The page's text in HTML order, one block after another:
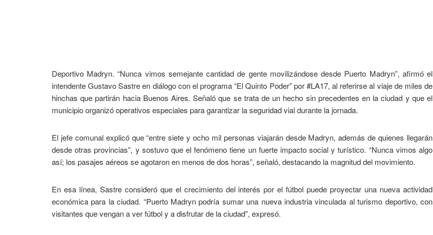
Deportivo Madryn. “Nunca vimos semejante cantidad de gente movilizándose desde Puerto Madryn”, afirmó el
intendente Gustavo Sastre en diálogo con el programa “El Quinto Poder” por #LA17, al referirse al viaje de miles de
hinchas que partirán hacia Buenos Aires. Señaló que se trata de un hecho sin precedentes en la ciudad y que el
municipio organizó operativos especiales para garantizar la seguridad vial durante la jornada.
El jefe comunal explicó que “entre siete y ocho mil personas viajarán desde Madryn, además de quienes llegarán
desde otras provincias”, y sostuvo que el fenómeno tiene un fuerte impacto social y turístico. “Nunca vimos algo
así; los pasajes aéreos se agotaron en menos de dos horas”, señaló, destacando la magnitud del movimiento.
En esa línea, Sastre consideró que el crecimiento del interés por el fútbol puede proyectar una nueva actividad
económica para la ciudad. “Puerto Madryn podría sumar una nueva industria vinculada al turismo deportivo, con
visitantes que vengan a ver fútbol y a disfrutar de la ciudad”, expresó.